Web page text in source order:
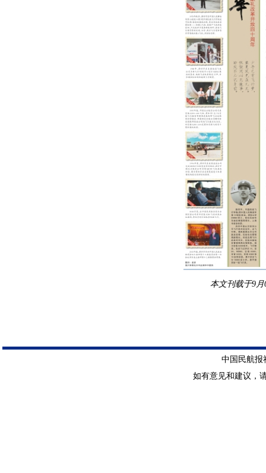
本文刊载于9
中国民航报
如有意见和建议，